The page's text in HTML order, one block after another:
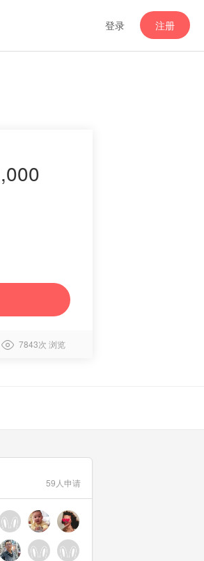
登录 注册
7843次 浏览
59人申请